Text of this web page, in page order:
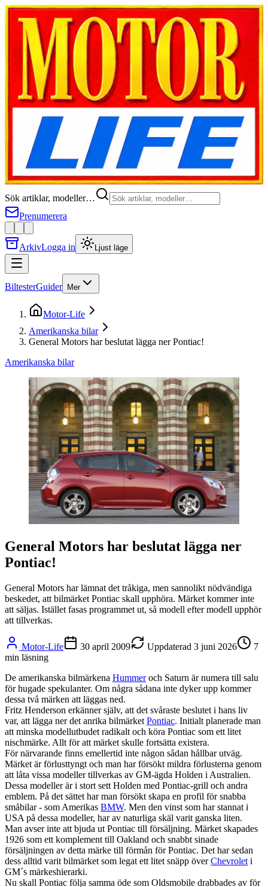
Sök artiklar, modeller…
Prenumerera
ArkivLogga in Ljust läge
BiltesterGuider Mer
Motor-Life
Amerikanska bilar
General Motors har beslutat lägga ner Pontiac!
Amerikanska bilar
General Motors har beslutat lägga ner
Pontiac!
General Motors har lämnat det tråkiga, men sannolikt nödvändiga
beskedet, att bilmärket Pontiac skall upphöra. Märket kommer inte
att säljas. Istället fasas programmet ut, så modell efter modell upphör
att tillverkas.
Motor-Life 30 april 2009 Uppdaterad 3 juni 2026
7
min läsning
De amerikanska bilmärkena Hummeroch Saturn är numera till salu
för hugade spekulanter. Om några sådana inte dyker upp kommer
dessa två märken att läggas ned.
Fritz Henderson erkänner själv, att det svåraste beslutet i hans liv
var, att lägga ner det anrika bilmärket Pontiac. Initialt planerade man
att minska modellutbudet radikalt och köra Pontiac som ett litet
nischmärke. Allt för att märket skulle fortsätta existera.
För närvarande finns emellertid inte någon sådan hållbar utväg.
Märket är förlusttyngt och man har försökt mildra förlusterna genom
att låta vissa modeller tillverkas av GM-ägda Holden i Australien.
Dessa modeller är i stort sett Holden med Pontiac-grill och andra
emblem. På det sättet har man försökt skapa en profil för snabba
småbilar - som Amerikas BMW. Men den vinst som har stannat i
USA på dessa modeller, har av naturliga skäl varit ganska liten.
Man avser inte att bjuda ut Pontiac till försäljning. Märket skapades
1926 som ett komplement till Oakland och snabbt sinade
försäljningen av detta märke till förmån för Pontiac. Det har sedan
dess alltid varit bilmärket som legat ett litet snäpp överChevrolet i
GM´s märkeshierarki.
Nu skall Pontiac följa samma öde som Oldsmobile drabbades av för